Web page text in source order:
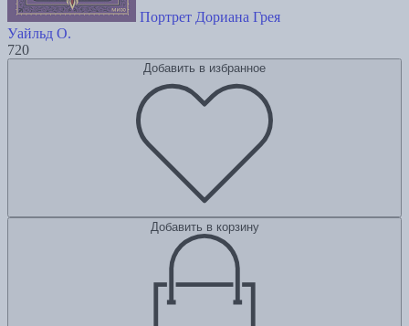
Портрет Дориана Грея
Уайльд О.
720
Добавить в избранное
Добавить в корзину